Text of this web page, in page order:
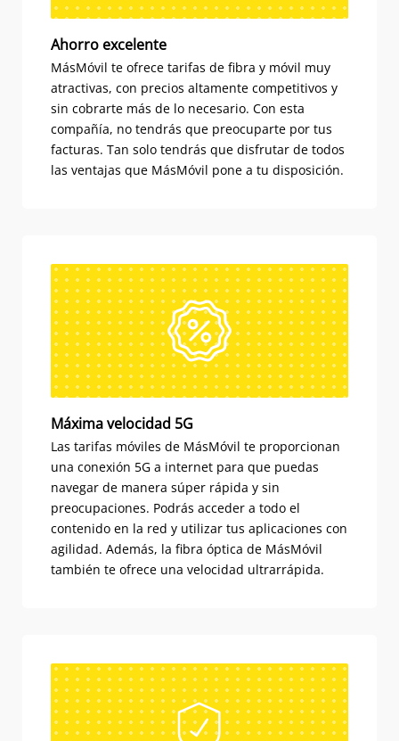
Ahorro excelente
MásMóvil te ofrece tarifas de fibra y móvil muy
atractivas, con precios altamente competitivos y
sin cobrarte más de lo necesario. Con esta
compañía, no tendrás que preocuparte por tus
facturas. Tan solo tendrás que disfrutar de todos
las ventajas que MásMóvil pone a tu disposición.
Máxima velocidad 5G
Las tarifas móviles de MásMóvil te proporcionan
una conexión 5G a internet para que puedas
navegar de manera súper rápida y sin
preocupaciones. Podrás acceder a todo el
contenido en la red y utilizar tus aplicaciones con
agilidad. Además, la fibra óptica de MásMóvil
también te ofrece una velocidad ultrarrápida.